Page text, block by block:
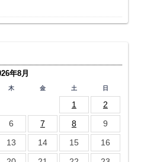
年8月
木 金 土 日
1
2
6 7 8
9
13 14 15
16